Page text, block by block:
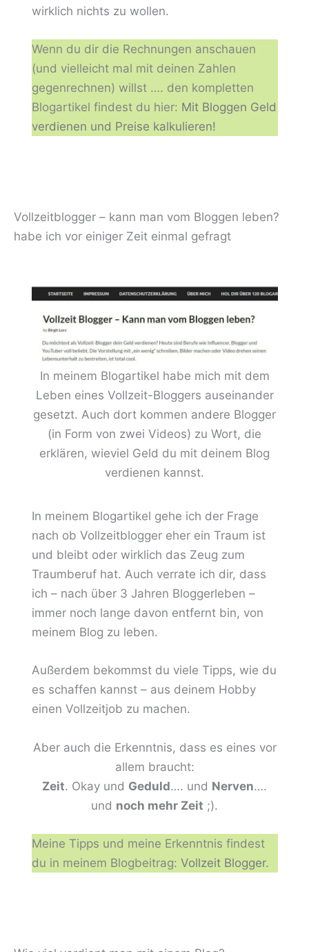
wirklich nichts zu wollen.
Wenn du dir die Rechnungen anschauen
(und vielleicht mal mit deinen Zahlen
gegenrechnen) willst …. den kompletten
Blogartikel findest du hier: Mit Bloggen Geld
verdienen und Preise kalkulieren!
Vollzeitblogger – kann man vom Bloggen leben?
habe ich vor einiger Zeit einmal gefragt
In meinem Blogartikel habe mich mit dem
Leben eines Vollzeit-Bloggers auseinander
gesetzt. Auch dort kommen andere Blogger
(in Form von zwei Videos) zu Wort, die
erklären, wieviel Geld du mit deinem Blog
verdienen kannst.
In meinem Blogartikel gehe ich der Frage
nach ob Vollzeitblogger eher ein Traum ist
und bleibt oder wirklich das Zeug zum
Traumberuf hat. Auch verrate ich dir, dass
ich – nach über 3 Jahren Bloggerleben –
immer noch lange davon entfernt bin, von
meinem Blog zu leben.
Außerdem bekommst du viele Tipps, wie du
es schaffen kannst – aus deinem Hobby
einen Vollzeitjob zu machen.
Aber auch die Erkenntnis, dass es eines vor
allem braucht:
Zeit. Okay und Geduld…. und Nerven….
und noch mehr Zeit ;).
Meine Tipps und meine Erkenntnis findest
du in meinem Blogbeitrag: Vollzeit Blogger.